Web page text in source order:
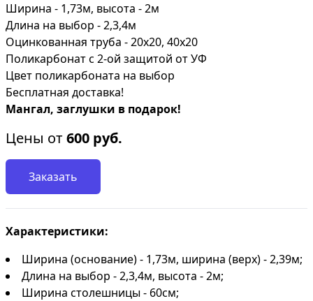
Ширина - 1,73м, высота - 2м
Длина на выбор - 2,3,4м
Оцинкованная труба - 20х20, 40х20
Поликарбонат с 2-ой защитой от УФ
Цвет поликарбоната на выбор
Бесплатная доставка!
Мангал, заглушки в подарок!
Цены от600 руб.
Заказать
Характеристики:
Ширина (основание) - 1,73м, ширина (верх) - 2,39м;
Длина на выбор - 2,3,4м, высота - 2м;
Ширина столешницы - 60см;